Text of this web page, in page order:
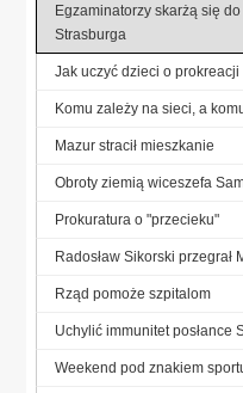
Egzaminatorzy skarżą się do
Strasburga
Jak uczyć dzieci o prokreacji
Komu zależy na sieci, a
Mazur stracił mieszkanie
Obroty ziemią wiceszefa
Prokuratura o "przecieku"
Radosław Sikorski przegrał
Rząd pomoże szpitalom
Uchylić immunitet posłance
Weekend pod znakiem